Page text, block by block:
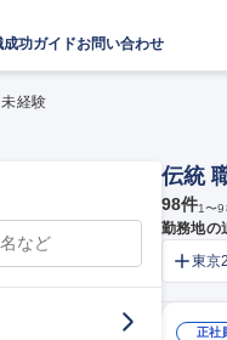
成功ガイドお問い合わせ
経験
伝統
98件1〜
勤務地の
東京
正社